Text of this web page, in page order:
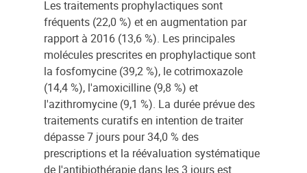
Les traitements prophylactiques sont
fréquents (22,0 %) et en augmentation par
rapport à 2016 (13,6 %). Les principales
molécules prescrites en prophylactique sont
la fosfomycine (39,2 %), le cotrimoxazole
(14,4 %), l'amoxicilline (9,8 %) et
l'azithromycine (9,1 %). La durée prévue des
traitements curatifs en intention de traiter
dépasse 7 jours pour 34,0 % des
prescriptions et la réévaluation systématique
de l'antibiothérapie dans les 3 jours est